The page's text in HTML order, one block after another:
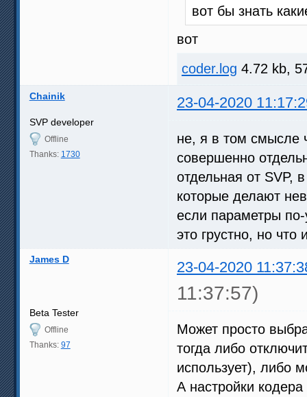
вот бы знать
вот
coder.log 4.72 kb,
Chainik 23-04-2020
SVP developer
Offline
Thanks: 1730
не, я в том смысле
совершенно
отдельная от SVP,
которые делают
если параметры
это грустно, но
James D 23-04-2020
11:37:57)
Beta Tester
Offline
Thanks: 97
Может просто
тогда либо
использует), либо
А настройки